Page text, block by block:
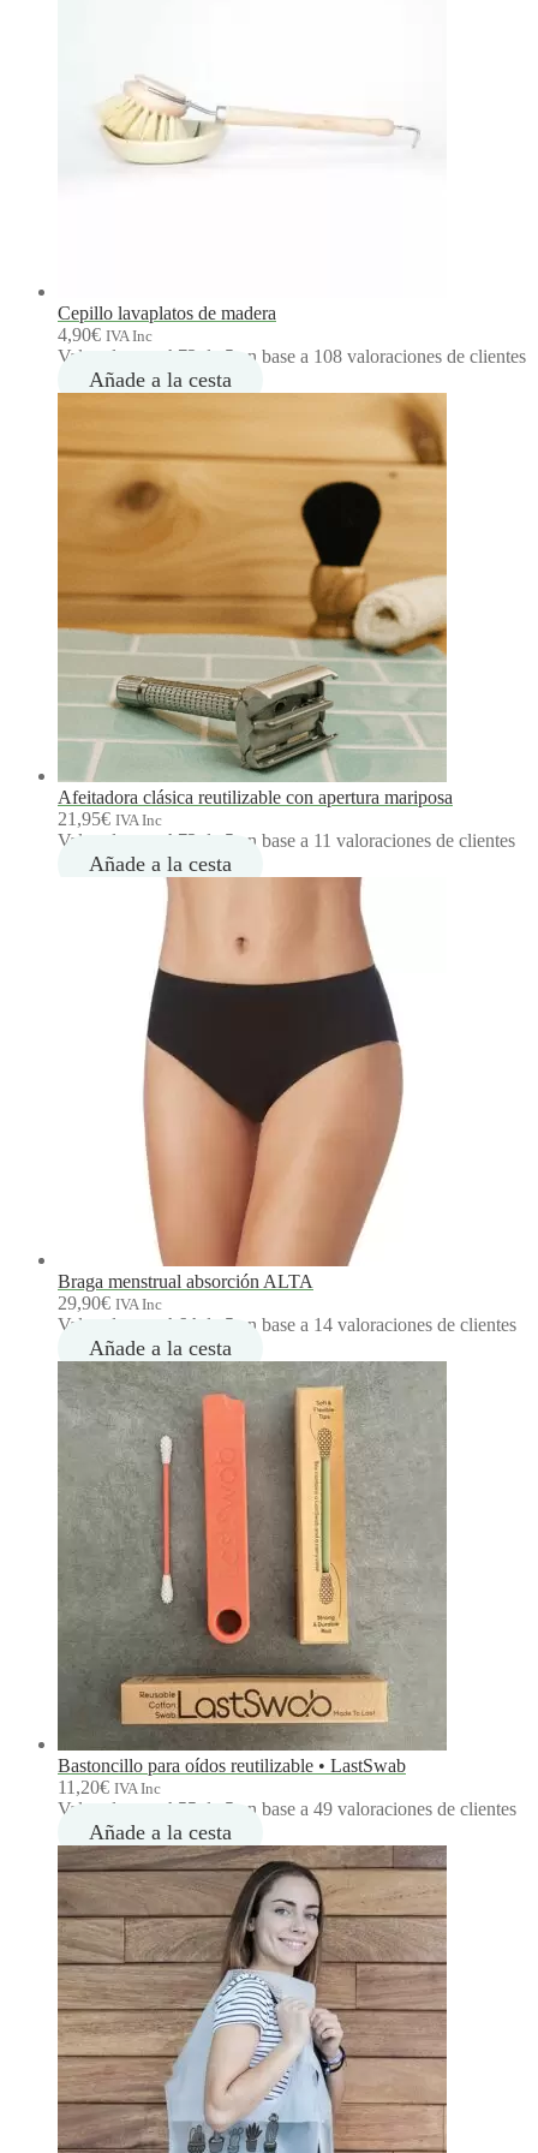
Cepillo lavaplatos de madera
4,90€ IVA Inc
Valorado con 4.73 de 5 en base a 108 valoraciones de clientes
Añade a la cesta
Afeitadora clásica reutilizable con apertura mariposa
21,95€ IVA Inc
Valorado con 4.73 de 5 en base a 11 valoraciones de clientes
Añade a la cesta
Braga menstrual absorción ALTA
29,90€ IVA Inc
Valorado con 4.64 de 5 en base a 14 valoraciones de clientes
Añade a la cesta
Bastoncillo para oídos reutilizable • LastSwab
11,20€ IVA Inc
Valorado con 4.55 de 5 en base a 49 valoraciones de clientes
Añade a la cesta